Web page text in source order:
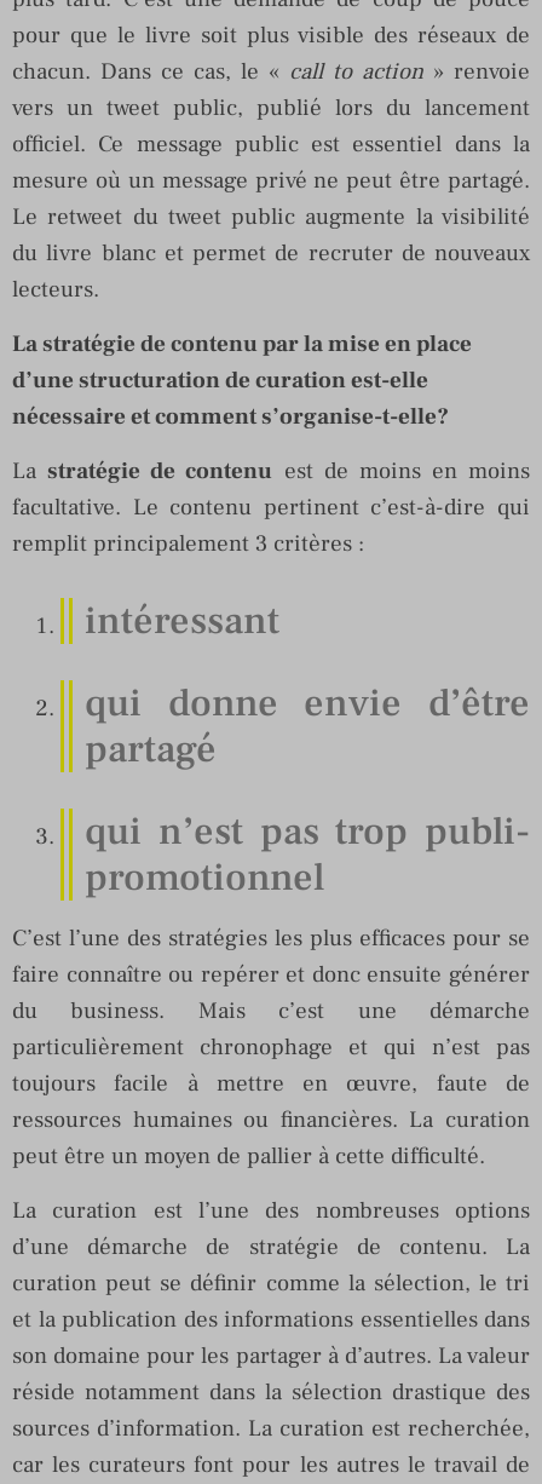
pour que le livre soit plus visible des réseaux de
chacun. Dans ce cas, le « call to action » renvoie
vers un tweet public, publié lors du lancement
officiel. Ce message public est essentiel dans la
mesure où un message privé ne peut être partagé.
Le retweet du tweet public augmente la visibilité
du livre blanc et permet de recruter de nouveaux
lecteurs.
La stratégie de contenu par la mise en place
d’une structuration de curation est-elle
nécessaire et comment s’organise-t-elle?
Lastratégie de contenu est de moins en moins
facultative. Le contenu pertinent c’est-à-dire qui
remplit principalement 3 critères :
intéressant
qui donne envie d’être
partagé
qui n’est pas trop publi-
promotionnel
C’est l’une des stratégies les plus efficaces pour se
faire connaître ou repérer et donc ensuite générer
du business. Mais c’est une démarche
particulièrement chronophage et qui n’est pas
toujours facile à mettre en œuvre, faute de
ressources humaines ou financières. La curation
peut être un moyen de pallier à cette difficulté.
La curation est l’une des nombreuses options
d’une démarche de stratégie de contenu. La
curation peut se définir comme la sélection, le tri
et la publication des informations essentielles dans
son domaine pour les partager à d’autres. La valeur
réside notamment dans la sélection drastique des
sources d’information. La curation est recherchée,
car les curateurs font pour les autres le travail de